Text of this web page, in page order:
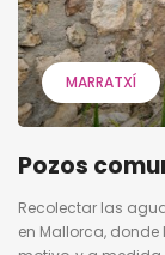
MARRATXÍ
Pozos
Recolectar las
en Mallorca, donde